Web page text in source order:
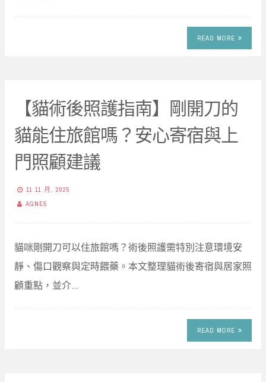
READ MORE
【貓術後照護指南】剛開刀的
貓能住旅館嗎？安心寄宿與上
門照顧建議
11 11 月, 2025
AGNES
貓咪剛開刀可以住旅館嗎？術後照護需特別注意環境安
靜、傷口觀察與定時餵藥。本文整理貓術後寄宿與居家照
顧重點，並介…
READ MORE